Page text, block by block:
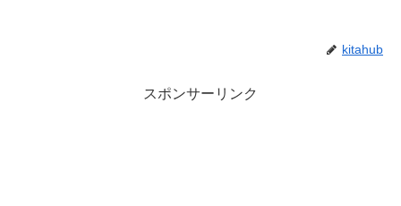
kitahub
スポンサーリンク